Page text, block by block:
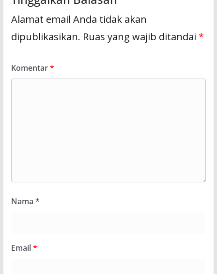
Alamat email Anda tidak akan
dipublikasikan. Ruas yang wajib ditandai *
Komentar*
Nama *
Email*